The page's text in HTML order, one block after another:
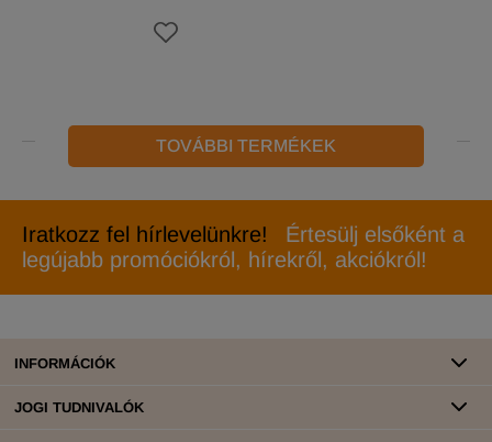
TOVÁBBI TERMÉKEK
Iratkozz fel hírlevelünkre!
Értesülj elsőként a
legújabb promóciókról, hírekről, akciókról!
INFORMÁCIÓK
JOGI TUDNIVALÓK